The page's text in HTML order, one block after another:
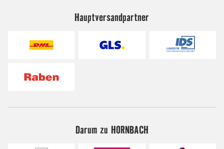
Hauptversandpartner
Darum zu HORNBACH